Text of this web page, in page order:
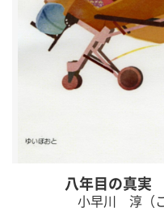
八年目の真実
小早川 淳（